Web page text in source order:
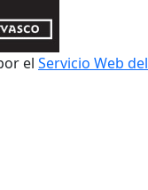
el Servicio Web del